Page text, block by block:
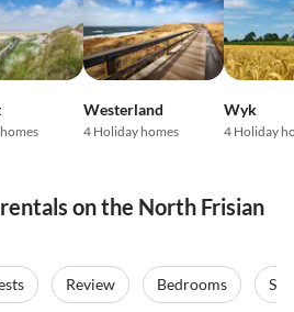
Westerland
4 Holiday homes
Wyk
4 Holiday
on the North Frisian
Review Bedrooms